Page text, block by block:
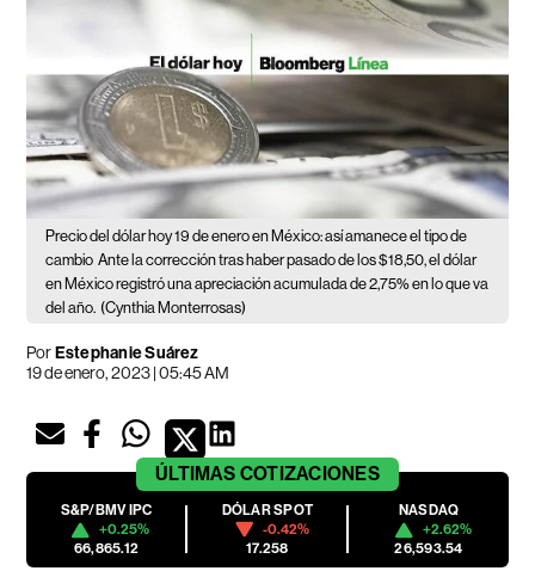
Precio del dólar hoy 19 de enero en México: así amanece el tipo de
cambio Ante la corrección tras haber pasado de los $18,50, el dólar
en México registró una apreciación acumulada de 2,75% en lo que va
del año. (Cynthia Monterrosas)
PorEstephanie Suárez
19 de enero, 2023 | 05:45 AM
ÚLTIMAS COTIZACIONES
S&P/BMV IPC
+0.25%
66,865.12
DÓLAR SPOT
-0.42%
17.258
NASDAQ
+2.62%
26,593.54